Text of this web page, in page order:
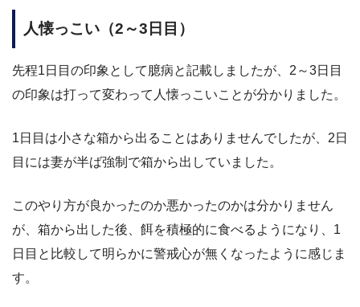
人懐っこい（2～3日目）
先程1日目の印象として臆病と記載しましたが、2～3日目
の印象は打って変わって人懐っこいことが分かりました。
1日目は小さな箱から出ることはありませんでしたが、2日
目には妻が半ば強制で箱から出していました。
このやり方が良かったのか悪かったのかは分かりません
が、箱から出した後、餌を積極的に食べるようになり、1
日目と比較して明らかに警戒心が無くなったように感じま
す。